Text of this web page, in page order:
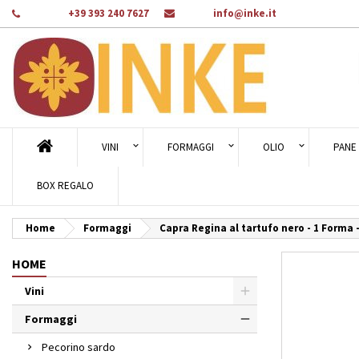
+39 393 240 7627 info@inke.it
VINI FORMAGGI OLIO PANE
BOX REGALO
Home Formaggi Capra Regina al tartufo nero - 1 Forma
HOME
Vini
Formaggi
Pecorino sardo